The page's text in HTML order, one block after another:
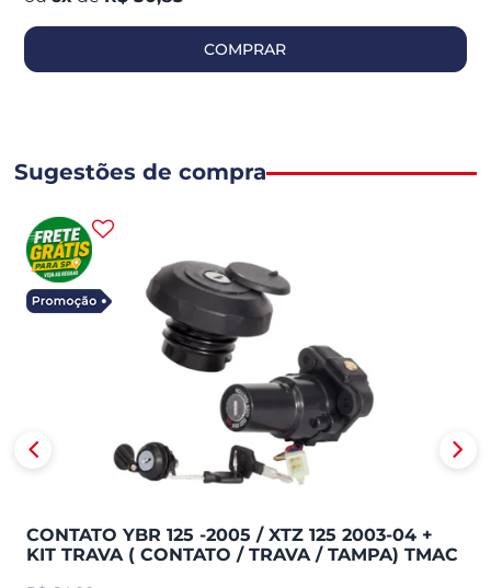
COMPRAR
Sugestões de compra
CONTATO YBR 125 -2005 / XTZ 125 2003-04 +
KIT TRAVA ( CONTATO / TRAVA / TAMPA) TMAC